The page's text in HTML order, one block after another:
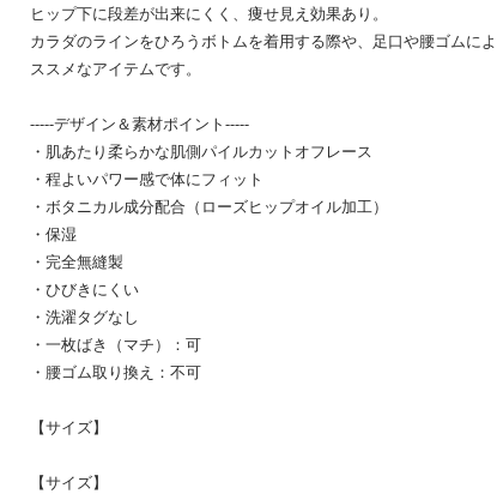
ヒップ下に段差が出来にくく、痩せ見え効果あり。
カラダのラインをひろうボトムを着用する際や、足口や腰ゴムに
ススメなアイテムです。
-----デザイン＆素材ポイント-----
・肌あたり柔らかな肌側パイルカットオフレース
・程よいパワー感で体にフィット
・ボタニカル成分配合（ローズヒップオイル加工）
・保湿
・完全無縫製
・ひびきにくい
・洗濯タグなし
・一枚ばき（マチ）：可
・腰ゴム取り換え：不可
【サイズ】
【サイズ】